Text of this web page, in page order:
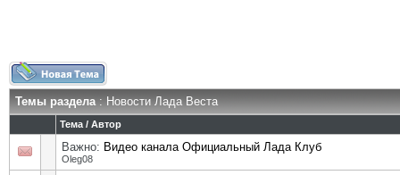
Темы раздела: Новости Лада Веста
Тема / Автор
Важно: Видео канала Официальный Лада Клуб
Oleg08